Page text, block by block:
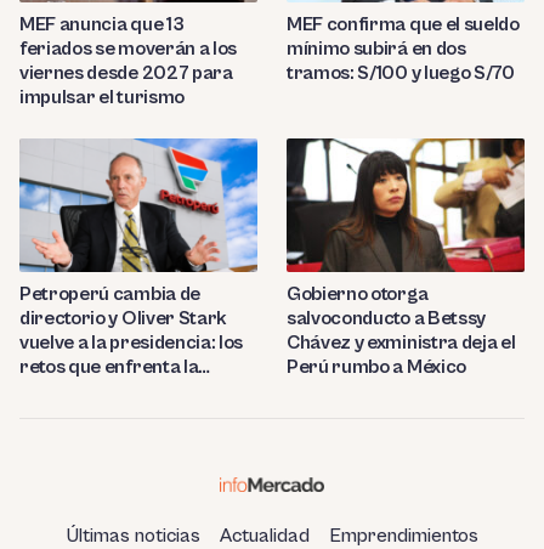
MEF anuncia que 13
feriados se moverán a los
viernes desde 2027 para
impulsar el turismo
MEF confirma que el sueldo
mínimo subirá en dos
tramos: S/100 y luego S/70
Petroperú cambia de
directorio y Oliver Stark
vuelve a la presidencia: los
retos que enfrenta la
Gobierno otorga
salvoconducto a Betssy
Chávez y exministra deja el
Perú rumbo a México
Últimas noticias Actualidad Emprendimientos